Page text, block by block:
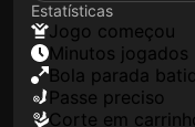
Estatísticas
jogo começou
minutos jogados
Bola parada
passe preciso
corte em